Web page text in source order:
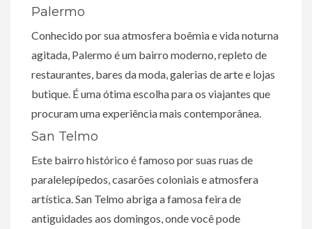
Palermo
Conhecido por sua atmosfera boêmia e vida noturna
agitada, Palermo é um bairro moderno, repleto de
restaurantes, bares da moda, galerias de arte e lojas
butique. É uma ótima escolha para os viajantes que
procuram uma experiência mais contemporânea.
San Telmo
Este bairro histórico é famoso por suas ruas de
paralelepípedos, casarões coloniais e atmosfera
artística. San Telmo abriga a famosa feira de
antiguidades aos domingos, onde você pode